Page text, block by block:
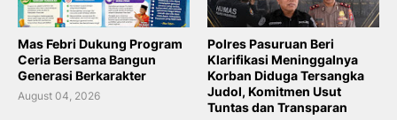
Mas Febri Dukung Program
Ceria Bersama Bangun
Generasi Berkarakter
August 04, 2026
Polres Pasuruan Beri
Klarifikasi Meninggalnya
Korban Diduga Tersangka
Judol, Komitmen Usut
Tuntas dan Transparan